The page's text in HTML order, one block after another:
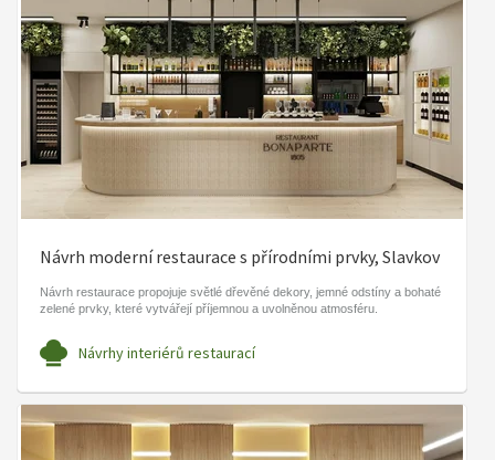
Návrh moderní restaurace s přírodními prvky, Slavkov
Návrh restaurace propojuje světlé dřevěné dekory, jemné odstíny a bohaté
zelené prvky, které vytvářejí příjemnou a uvolněnou atmosféru.
Návrhy interiérů restaurací